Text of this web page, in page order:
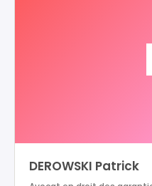
DEROWSKI Patrick